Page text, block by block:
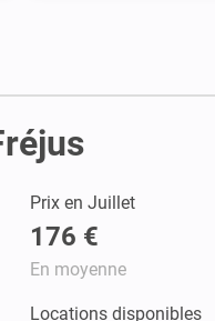
Prix en Juillet
176 €
En moyenne
Locations disponibles